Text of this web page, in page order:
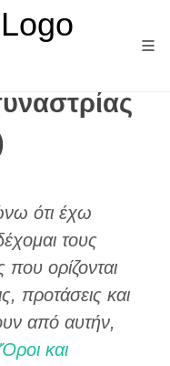
ότι έχω
τους
που ορίζονται
προτάσεις και
από αυτήν,
'Όροι και